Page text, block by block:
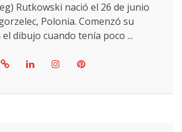
Rutkowski nació el 26 de junio
Polonia. Comenzó su
dibujo cuando tenía poco ...